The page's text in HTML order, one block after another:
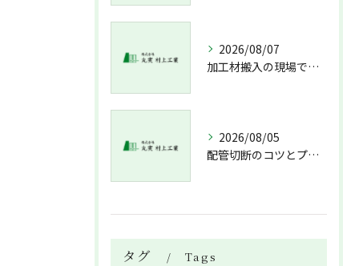
2026/08/07
加工材搬入の現場で押さえておきたい流れと架台設置配管敷設までの実務解説
2026/08/05
配管切断のコツとプロが教える失敗しない工具選び
タグ Tags